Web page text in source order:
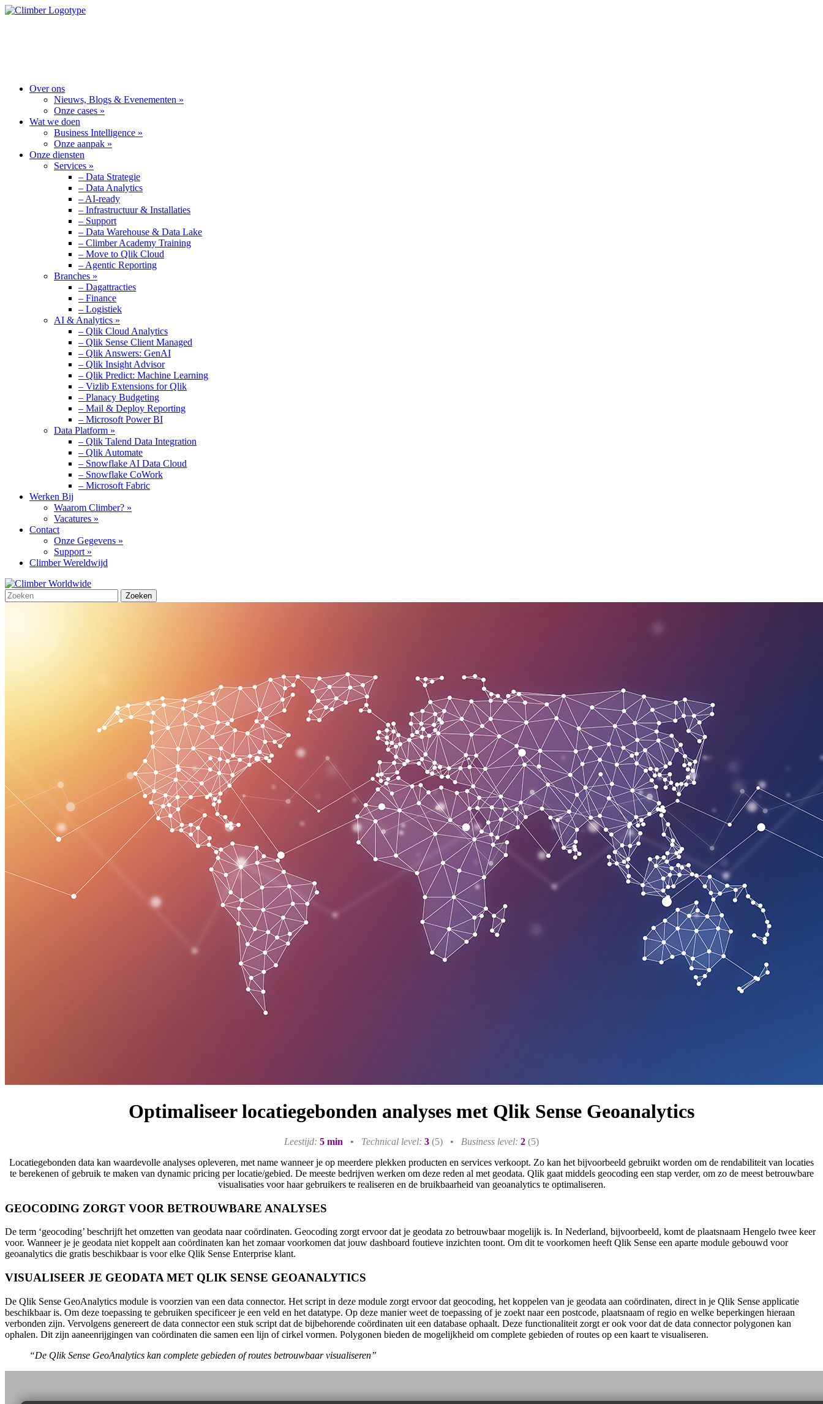
Over ons
Nieuws, Blogs & Evenementen »
Onze cases »
Wat we doen
Business Intelligence »
Onze aanpak »
Onze diensten
Services »
– Data Strategie
– Data Analytics
– AI-ready
– Infrastructuur & Installaties
– Support
– Data Warehouse & Data Lake
– Climber Academy Training
– Move to Qlik Cloud
– Agentic Reporting
Branches »
– Dagattracties
– Finance
– Logistiek
AI & Analytics »
– Qlik Cloud Analytics
– Qlik Sense Client Managed
– Qlik Answers: GenAI
– Qlik Insight Advisor
– Qlik Predict: Machine Learning
– Vizlib Extensions for Qlik
– Planacy Budgeting
– Mail & Deploy Reporting
– Microsoft Power BI
Data Platform »
– Qlik Talend Data Integration
– Qlik Automate
– Snowflake AI Data Cloud
– Snowflake CoWork
– Microsoft Fabric
Werken Bij
Waarom Climber? »
Vacatures »
Contact
Onze Gegevens »
Support »
Climber Wereldwijd
Optimaliseer locatiegebonden analyses met Qlik Sense Geoanalytics
Leestijd: 5 min • Technical level: 3 (5) • Business level: 2 (5)
Locatiegebonden data kan waardevolle analyses opleveren, met name wanneer je op meerdere plekken producten en services verkoopt. Zo kan het bijvoorbeeld gebruikt worden om de rendabiliteit van locaties
te berekenen of gebruik te maken van dynamic pricing per locatie/gebied. De meeste bedrijven werken om deze reden al met geodata. Qlik gaat middels geocoding een stap verder, om zo de meest betrouwbare
visualisaties voor haar gebruikers te realiseren en de bruikbaarheid van geoanalytics te optimaliseren.
GEOCODING ZORGT VOOR BETROUWBARE ANALYSES
De term ‘geocoding’ beschrijft het omzetten van geodata naar coördinaten. Geocoding zorgt ervoor dat je geodata zo betrouwbaar mogelijk is. In Nederland, bijvoorbeeld, komt de plaatsnaam Hengelo twee keer
voor. Wanneer je je geodata niet koppelt aan coördinaten kan het zomaar voorkomen dat jouw dashboard foutieve inzichten toont. Om dit te voorkomen heeft Qlik Sense een aparte module gebouwd voor
geoanalytics die gratis beschikbaar is voor elke Qlik Sense Enterprise klant.
VISUALISEER JE GEODATA MET QLIK SENSE GEOANALYTICS
De Qlik Sense GeoAnalytics module is voorzien van een data connector. Het script in deze module zorgt ervoor dat geocoding, het koppelen van je geodata aan coördinaten, direct in je Qlik Sense applicatie
beschikbaar is. Om deze toepassing te gebruiken specificeer je een veld en het datatype. Op deze manier weet de toepassing of je zoekt naar een postcode, plaatsnaam of regio en welke beperkingen hieraan
verbonden zijn. Vervolgens genereert de data connector een stuk script dat de bijbehorende coördinaten uit een database ophaalt. Deze functionaliteit zorgt er ook voor dat de data connector polygonen kan
ophalen. Dit zijn aaneenrijgingen van coördinaten die samen een lijn of cirkel vormen. Polygonen bieden de mogelijkheid om complete gebieden of routes op een kaart te visualiseren.
“De Qlik Sense GeoAnalytics kan complete gebieden of routes betrouwbaar visualiseren”